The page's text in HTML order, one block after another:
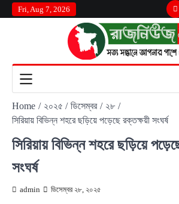
Skip
to
Fri, Aug 7, 2026
Home ২০২৫ ডিসেম্বর
২৮
সিরিয়ায় বিভিন্ন শহরে ছড়িয়ে পড়েছে রক্তক্ষয়ী সংঘর্ষ
সিরিয়ায় বিভিন্ন শহরে ছড়িয়ে
সংঘর্ষ
admin ডিসেম্বর ২৮, ২০২৫